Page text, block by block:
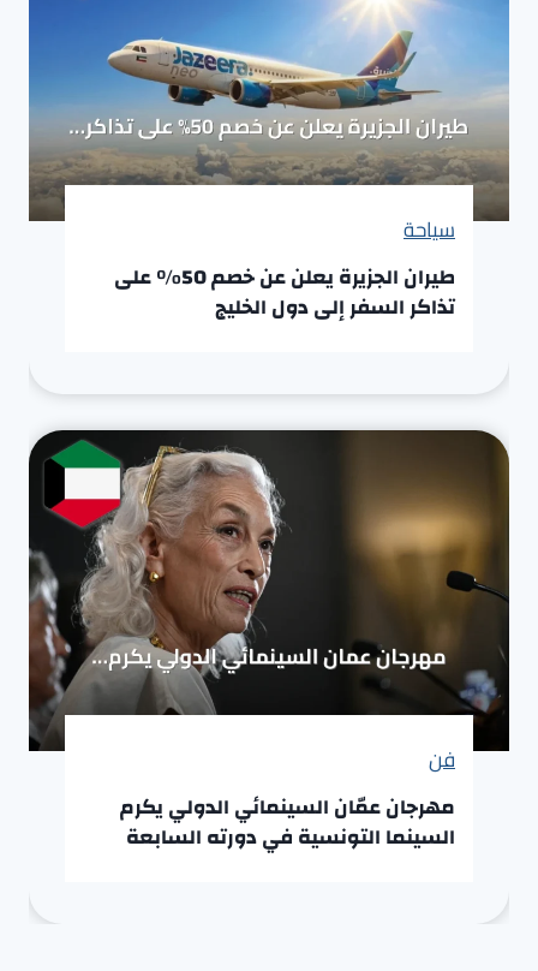
سياحة
طيران الجزيرة يعلن عن خصم 50% على
تذاكر السفر إلى دول الخليج
فن
مهرجان عمّان السينمائي الدولي يكرم
السينما التونسية في دورته السابعة